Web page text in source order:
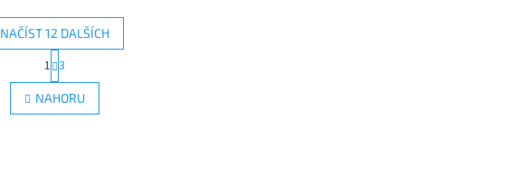
O
v
l
NAČÍST 12 DALŠÍCH
t
r
á
n
1 3
NAHORU